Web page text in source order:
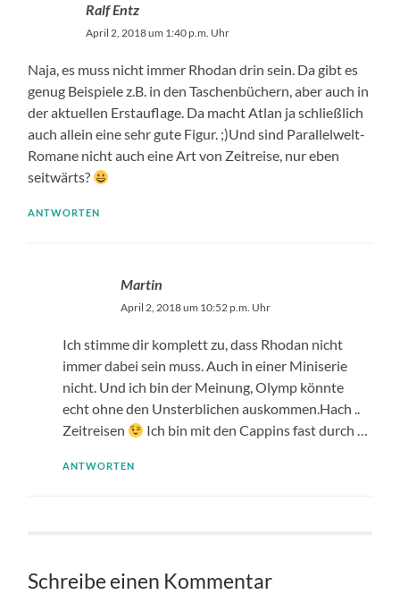
Ralf Entz
April 2, 2018 um 1:40 p.m. Uhr
Naja, es muss nicht immer Rhodan drin sein. Da gibt es
genug Beispiele z.B. in den Taschenbüchern, aber auch in
der aktuellen Erstauflage. Da macht Atlan ja schließlich
auch allein eine sehr gute Figur. ;)Und sind Parallelwelt-
Romane nicht auch eine Art von Zeitreise, nur eben
seitwärts?
ANTWORTEN
Martin
April 2, 2018 um 10:52 p.m. Uhr
Ich stimme dir komplett zu, dass Rhodan nicht
immer dabei sein muss. Auch in einer Miniserie
nicht. Und ich bin der Meinung, Olymp könnte
echt ohne den Unsterblichen auskommen.Hach ..
Zeitreisen
Ich bin mit den Cappins fast durch …
ANTWORTEN
Schreibe einen Kommentar